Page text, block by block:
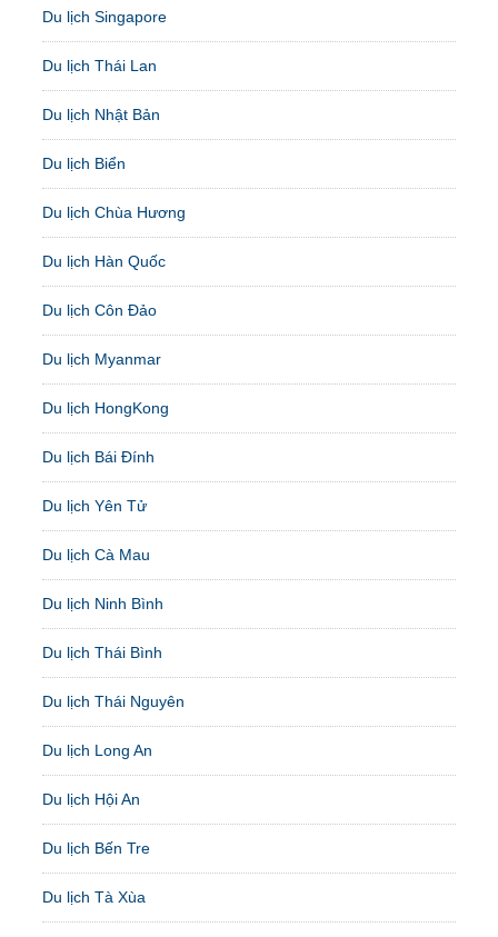
Du lịch Singapore
Du lịch Thái Lan
Du lịch Nhật Bản
Du lịch Biển
Du lịch Chùa Hương
Du lịch Hàn Quốc
Du lịch Côn Đảo
Du lịch Myanmar
Du lịch HongKong
Du lịch Bái Đính
Du lịch Yên Tử
Du lịch Cà Mau
Du lịch Ninh Bình
Du lịch Thái Bình
Du lịch Thái Nguyên
Du lịch Long An
Du lịch Hội An
Du lịch Bến Tre
Du lịch Tà Xùa